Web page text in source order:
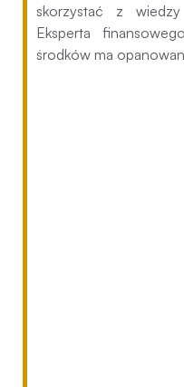
skorzystać z
Eksperta
środków ma